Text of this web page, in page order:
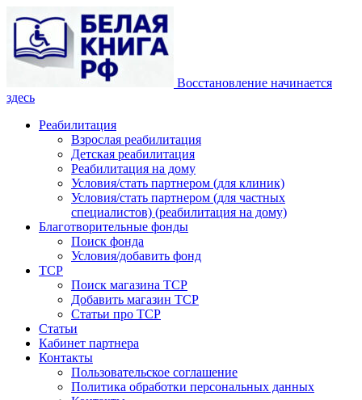
Восстановление начинается
здесь
Реабилитация
Взрослая реабилитация
Детская реабилитация
Реабилитация на дому
Условия/стать партнером (для клиник)
Условия/стать партнером (для частных
специалистов) (реабилитация на дому)
Благотворительные фонды
Поиск фонда
Условия/добавить фонд
ТСР
Поиск магазина ТСР
Добавить магазин ТСР
Статьи про ТСР
Статьи
Кабинет партнера
Контакты
Пользовательское соглашение
Политика обработки персональных данных